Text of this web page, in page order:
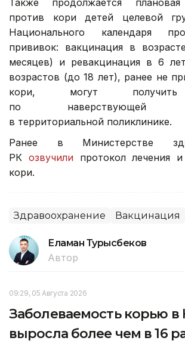
против кори детей целевой
Национального календаря
прививок: вакцинация в
месяцев) и ревакцинация в 6
возрастов (до 18 лет), ранее не
кори, могут получить
по наверствующей
в территориальной поликлинике.
Ранее в Министерстве
РК озвучилипротокол лечения и
кори.
Здравоохранение Вакцинация
Еламан Турысбеков
Автор
09:29, 05 Августа 2026
Заболеваемость корью в
выросла более чем в 16